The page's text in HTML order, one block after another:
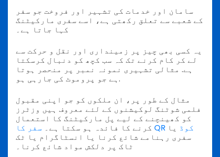
سامان اور خدمات کی تشہیر اور فروخت جو سفر
کے شعبے سے تعلق رکھتی ہے، اسے سفری مارکیٹنگ
کہا جاتا ہے۔
یہ کسی بھی چیز پر زمینداری اور نقل و حرکت سے
لے کر کام کرنے تک کہ سب کچھ کو دنبال کرسکتا
ہے. مثالی تشہیری نمونہ نمبر پر منحصر ہوتا
ہے جو پروموٹ کی جارہی ہو.
مثال کے طور پر، ان ملکوں کو جو اپنی مقبول
فلمی شوٹنگ لوکیشنوں کے لئے معروف ہیں وزٹرز
کو کھینچنے کے لیے پل مارکیٹنگ کا استعمال
کرنے کا فائدہ ہو سکتا ہے۔
سفر کا QR کوڈ یا
سفری رہنامے شائع کرنا یا انسٹاگرام یا ٹک
ٹاک پر دلکش مواد شائع کرنا۔